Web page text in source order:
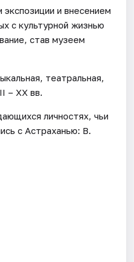
и внесением
с культурной жизнью
став музеем
театральная,
– XX вв.
личностях, чьи
с Астраханью: В.